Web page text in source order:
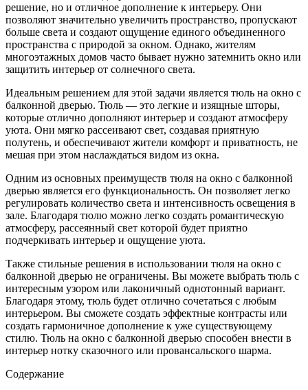
решение, но и отличное дополнение к интерьеру. Они
позволяют значительно увеличить пространство, пропускают
больше света и создают ощущение единого объединенного
пространства с природой за окном. Однако, жителям
многоэтажных домов часто бывает нужно затемнить окно или
защитить интерьер от солнечного света.
Идеальным решением для этой задачи является тюль на окно с
балконной дверью. Тюль — это легкие и изящные шторы,
которые отлично дополняют интерьер и создают атмосферу
уюта. Они мягко рассеивают свет, создавая приятную
полутень, и обеспечивают жители комфорт и приватность, не
мешая при этом наслаждаться видом из окна.
Одним из основных преимуществ тюля на окно с балконной
дверью является его функциональность. Он позволяет легко
регулировать количество света и интенсивность освещения в
зале. Благодаря тюлю можно легко создать романтическую
атмосферу, рассеянный свет которой будет приятно
подчеркивать интерьер и ощущение уюта.
Также стильные решения в использовании тюля на окно с
балконной дверью не ограничены. Вы можете выбрать тюль с
интересным узором или лаконичный однотонный вариант.
Благодаря этому, тюль будет отлично сочетаться с любым
интерьером. Вы сможете создать эффектные контрасты или
создать гармоничное дополнение к уже существующему
стилю. Тюль на окно с балконной дверью способен внести в
интерьер нотку сказочного или провансальского шарма.
Содержание